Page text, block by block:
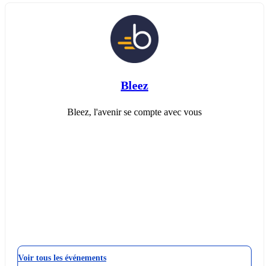
Bleez
Bleez, l'avenir se compte avec vous
Voir tous les événements